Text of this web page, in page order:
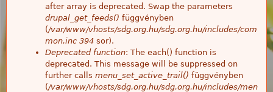
after array is deprecated. Swap the parameters
drupal_get_feeds() függvényben
(/var/www/vhosts/sdg.org.hu/sdg.org.hu/includes/com
mon.inc 394 sor).
Deprecated function: The each() function is
deprecated. This message will be suppressed on
further calls menu_set_active_trail() függvényben
(/var/www/vhosts/sdg.org.hu/sdg.org.hu/includes/men